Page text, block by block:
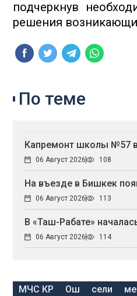
подчеркнув
решения
По теме
Капремонт школы №57
06 Август 2026 108
На въезде в Бишкек
06 Август 2026 113
В «Таш-Рабате»
06 Август 2026 114
МЧС КР Ош сели